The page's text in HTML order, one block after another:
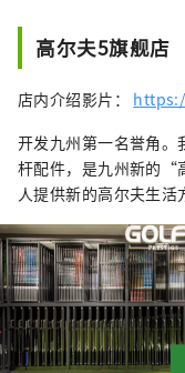
高尔夫5旗舰店
店内介绍影片：
开发九州第一名誉角。
杆配件，是九州新的“
人提供新的高尔夫生活